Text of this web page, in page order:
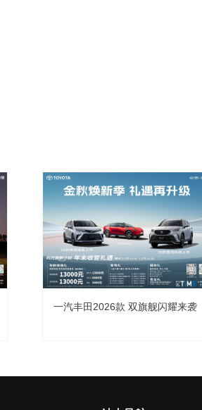
一汽丰田2026款 双旗舰闪耀来袭